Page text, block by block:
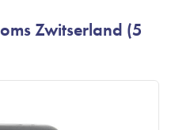
Zwitserland (5